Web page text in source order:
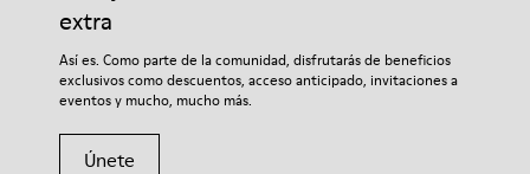
extra
Así es. Como parte de la comunidad, disfrutarás de beneficios
exclusivos como descuentos, acceso anticipado, invitaciones a
eventos y mucho, mucho más.
Únete